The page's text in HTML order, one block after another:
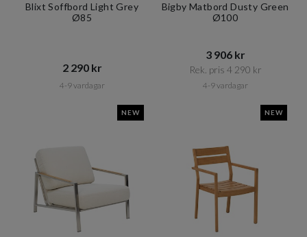
Blixt Soffbord Light Grey
Ø85
2 290 kr​​
4-9 vardagar
Bigby Matbord Dusty Green
Ø100
3 906 kr​​
Rek. pris 4 290 kr​​
4-9 vardagar
NEW NEW